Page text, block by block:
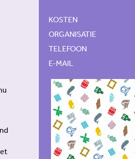
KOSTEN
ORGANISATIE
TELEFOON
E-MAIL